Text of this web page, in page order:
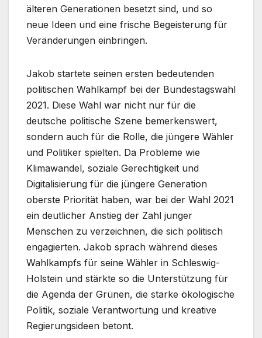
älteren Generationen besetzt sind, und so
neue Ideen und eine frische Begeisterung für
Veränderungen einbringen.
Jakob startete seinen ersten bedeutenden
politischen Wahlkampf bei der Bundestagswahl
2021. Diese Wahl war nicht nur für die
deutsche politische Szene bemerkenswert,
sondern auch für die Rolle, die jüngere Wähler
und Politiker spielten. Da Probleme wie
Klimawandel, soziale Gerechtigkeit und
Digitalisierung für die jüngere Generation
oberste Priorität haben, war bei der Wahl 2021
ein deutlicher Anstieg der Zahl junger
Menschen zu verzeichnen, die sich politisch
engagierten. Jakob sprach während dieses
Wahlkampfs für seine Wähler in Schleswig-
Holstein und stärkte so die Unterstützung für
die Agenda der Grünen, die starke ökologische
Politik, soziale Verantwortung und kreative
Regierungsideen betont.